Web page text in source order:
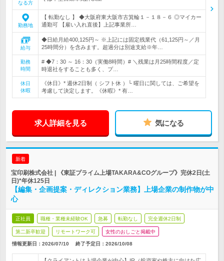
なる方
勤務地
【 転勤なし 】 ◆大阪府東大阪市古箕輪１－１８－６ ◎マイカー
通勤可 【雇い入れ直後】上記事業所…
給与
◆日給月給400,125円～ ※上記には固定残業代（61,125円～／月
25時間分）を含みます。超過分は別途支給※年…
勤務
時間
# ◆7：30 ～ 16：30（実働8時間）# ＼残業は月25時間程度／定
時退社をすることも多く、プ…
休日
休暇
《休日》* 週休2日制（ シフト休 ）└ 曜日に関しては、ご希望を
考慮して決定します。《休暇》* 有…
求人詳細を見る 気になる
新着
宝印刷株式会社 | 《東証プライム上場TAKARA&COグループ》完休2日(土
日)*年休125日
【編集・企画提案・ディレクション業務】上場企業の制作物が中
心
正社員 職種・業種未経験OK 急募 転勤なし 完全週休2日制
第二新卒歓迎 リモートワーク可 女性のおしごと掲載中
情報更新日：2026/07/10 終了予定日： 2026/10/08